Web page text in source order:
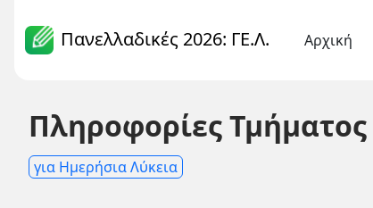
Πανελλαδικές 2026: ΓΕ.Λ. Αρχική
Πληροφορίες Τμήματος
για Ημερήσια Λύκεια